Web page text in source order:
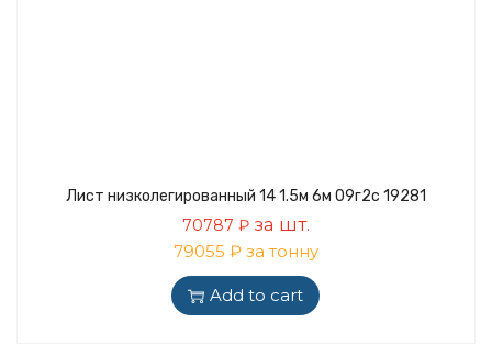
Лист низколегированный 14 1.5м 6м 09г2с 19281
70787 ₽за шт.
79055 ₽ за тонну
Add to cart